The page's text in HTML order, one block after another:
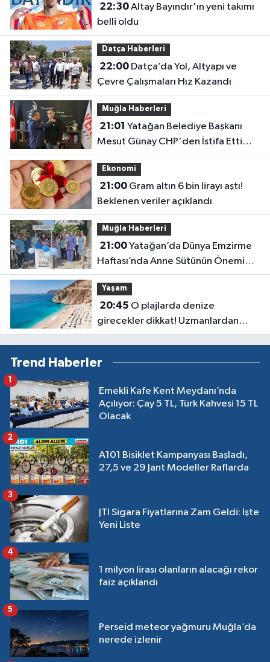
22:30Altay Bayındır'ın yeni takımı
belli oldu
Datça Haberleri
22:00Datça’da Yol, Altyapı ve
Çevre Çalışmaları Hız Kazandı
Muğla Haberleri
21:01
Mesut Günay CHP'den İstifa Etti
Yeni Parti'ye Katıldı
Ekonomi
21:00Gram altın 6 bin lirayı aştı!
Beklenen veriler açıklandı
Muğla Haberleri
21:00Yatağan’da Dünya Emzirme
Haftası’nda Anne Sütünün Önemi
Anlatıldı
Yaşam
20:45
girecekler dikkat! Uzmanlardan
kirlilik uyarısı geldi
Trend Haberler
Emekli Kafe Kent Meydanı’nda
Açılıyor: Çay 5 TL, Türk Kahvesi 15 TL
Olacak
1
A101 Bisiklet Kampanyası Başladı,
27,5 ve 29 Jant Modeller Raflarda
2
JTI Sigara Fiyatlarına Zam Geldi: İşte
Yeni Liste
3
1 milyon lirası olanların alacağı rekor
faiz açıklandı
4
Perseid meteor yağmuru Muğla’da
nerede izlenir
5